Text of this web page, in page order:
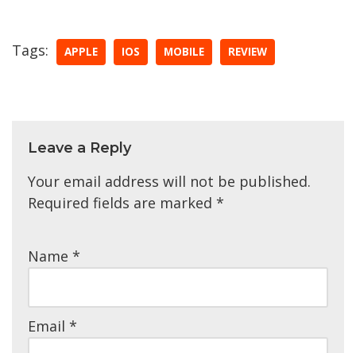
Tags: APPLE IOS MOBILE REVIEW
Leave a Reply
Your email address will not be published.
Required fields are marked *
Name *
Email *